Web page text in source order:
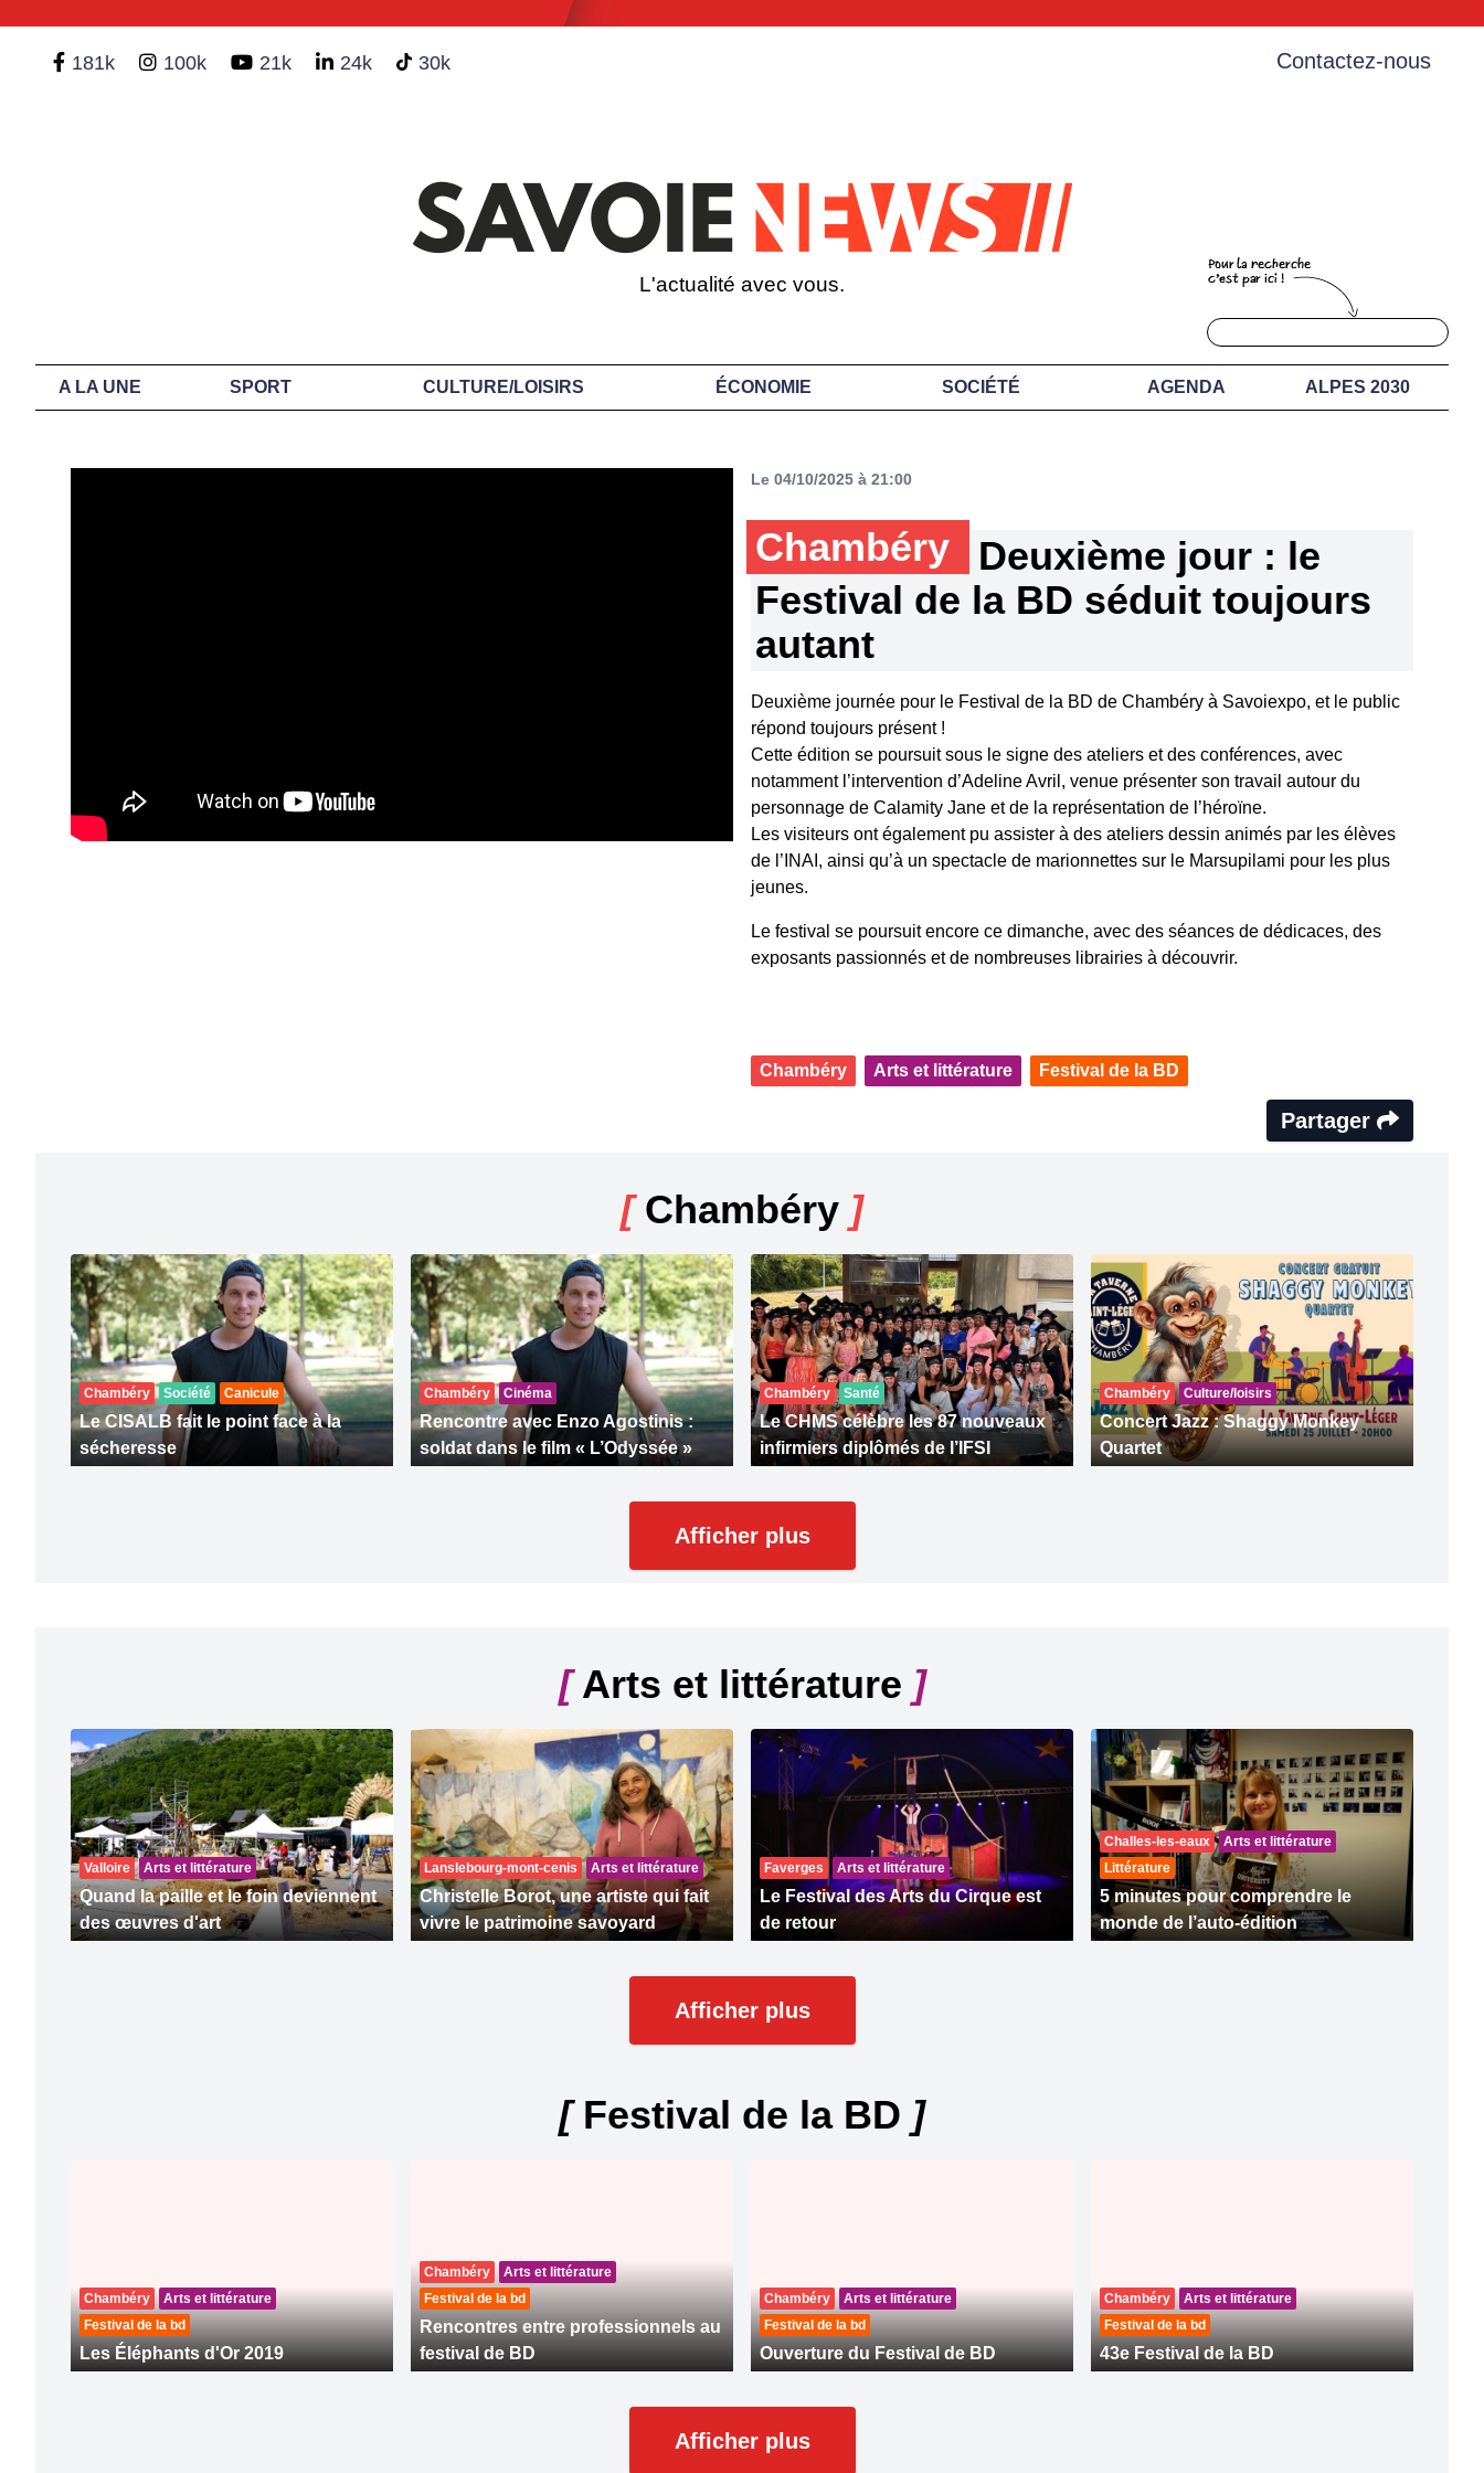
181k 100k 21k 24k 30k Contactez-nous
L'actualité avec vous.
A LA UNE SPORT CULTURE/LOISIRS ÉCONOMIE SOCIÉTÉ AGENDA ALPES 2030
Le 04/10/2025 à 21:00
Chambéry
Deuxième jour : le
Festival de la BD séduit toujours
autant
Deuxième journée pour le Festival de la BD de Chambéry à Savoiexpo, et le public
répond toujours présent !
Cette édition se poursuit sous le signe des ateliers et des conférences, avec
notamment l’intervention d’Adeline Avril, venue présenter son travail autour du
personnage de Calamity Jane et de la représentation de l’héroïne.
Les visiteurs ont également pu assister à des ateliers dessin animés par les élèves
de l’INAI, ainsi qu’à un spectacle de marionnettes sur le Marsupilami pour les plus
jeunes.
Le festival se poursuit encore ce dimanche, avec des séances de dédicaces, des
exposants passionnés et de nombreuses librairies à découvrir.
Chambéry Arts et littérature Festival de la BD
Partager
[Chambéry ]
Chambéry Société Canicule
Le CISALB fait le point face à la
sécheresse
Chambéry Cinéma
Rencontre avec Enzo Agostinis :
soldat dans le film « L’Odyssée »
Chambéry Santé
Le CHMS célèbre les 87 nouveaux
infirmiers diplômés de l’IFSI
Chambéry Culture/loisirs
Concert Jazz : Shaggy Monkey
Quartet
Afficher plus
[Arts et littérature ]
Valloire Arts et littérature
Quand la paille et le foin deviennent
des œuvres d'art
Lanslebourg-mont-cenis Arts et littérature
Christelle Borot, une artiste qui fait
vivre le patrimoine savoyard
Faverges Arts et littérature
Le Festival des Arts du Cirque est
de retour
Challes-les-eaux
Arts et littérature
Littérature
5 minutes pour comprendre le
monde de l’auto-édition
Afficher plus
[Festival de la BD ]
Chambéry
Arts et littérature
Festival de la bd
Les Éléphants d'Or 2019
Chambéry
Arts et littérature
Festival de la bd
Rencontres entre professionnels au
festival de BD
Chambéry
Arts et littérature
Festival de la bd
Ouverture du Festival de BD
Chambéry
Arts et littérature
Festival de la bd
43e Festival de la BD
Afficher plus